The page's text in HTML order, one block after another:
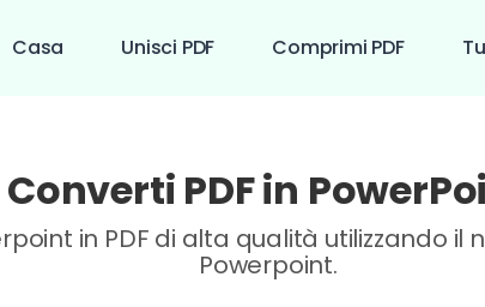
Casa Unisci PDF Comprimi PDF
Converti PDF in
in PDF di alta qualità utilizzando il
Powerpoint.